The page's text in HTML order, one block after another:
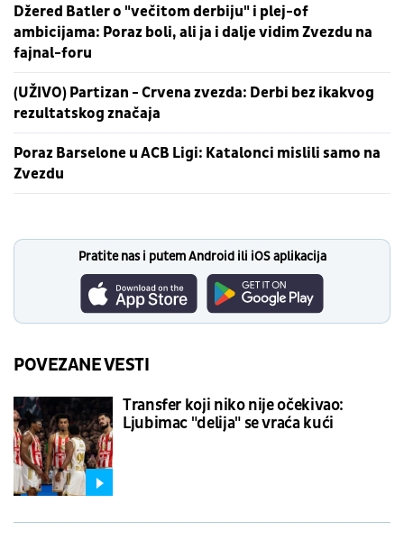
Džered Batler o "večitom derbiju" i plej-of
ambicijama: Poraz boli, ali ja i dalje vidim Zvezdu na
fajnal-foru
(UŽIVO) Partizan - Crvena zvezda: Derbi bez ikakvog
rezultatskog značaja
Poraz Barselone u ACB Ligi: Katalonci mislili samo na
Zvezdu
Pratite nas i putem Android ili iOS aplikacija
POVEZANE VESTI
Transfer koji niko nije očekivao:
Ljubimac "delija" se vraća kući